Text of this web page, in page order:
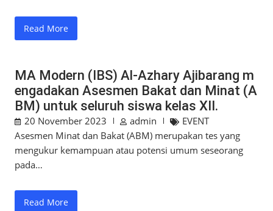
Read More
MA Modern (IBS) Al-Azhary Ajibarang m
engadakan Asesmen Bakat dan Minat (A
BM) untuk seluruh siswa kelas XII.
20 November 2023 admin
EVENT
Asesmen Minat dan Bakat (ABM) merupakan tes yang
mengukur kemampuan atau potensi umum seseorang
pada…
Read More